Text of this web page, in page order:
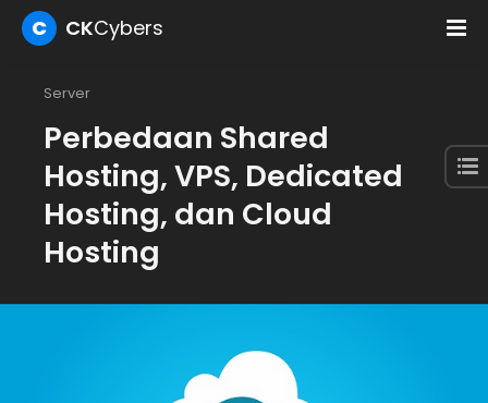
C CKCybers
Server
Perbedaan Shared
Hosting, VPS, Dedicated
Hosting, dan Cloud
Hosting